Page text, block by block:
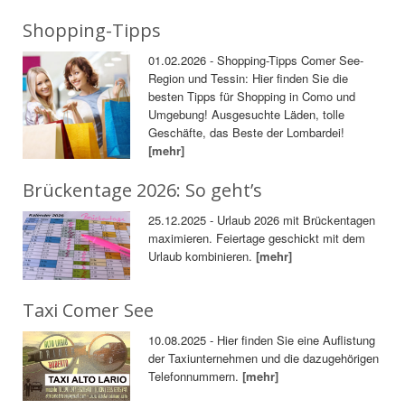
Shopping-Tipps
01.02.2026 - Shopping-Tipps Comer See-
Region und Tessin: Hier finden Sie die
besten Tipps für Shopping in Como und
Umgebung! Ausgesuchte Läden, tolle
Geschäfte, das Beste der Lombardei!
[mehr]
Brückentage 2026: So geht’s
25.12.2025 - Urlaub 2026 mit Brückentagen
maximieren. Feiertage geschickt mit dem
Urlaub kombinieren.[mehr]
Taxi Comer See
10.08.2025 - Hier finden Sie eine Auflistung
der Taxiunternehmen und die dazugehörigen
Telefonnummern.[mehr]